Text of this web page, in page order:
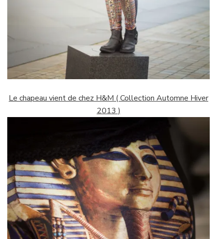
Le chapeau vient de chez H&M ( Collection Automne Hiver
2013 )